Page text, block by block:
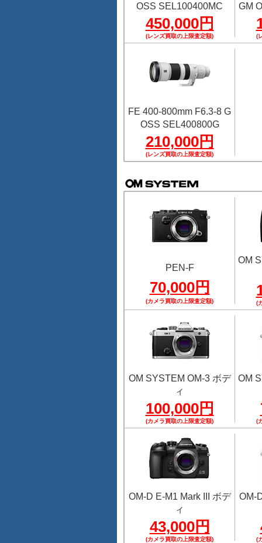
OSS SEL100400MC
450,000円
(レンズ買取の上限査定額)
GM
(
FE 400-800mm F6.3-8 G
OSS SEL400800G
210,000円
(レンズ買取の上限査定額)
PEN-F
70,000円
(カメラ買取の上限査定額)
OM
(
OM SYSTEM OM-3 ボデ
ィ
100,000円
(カメラ買取の上限査定額)
OM
(
OM-D E-M1 Mark III ボデ
ィ
43,000円
(カメラ買取の上限査定額)
OM-
(